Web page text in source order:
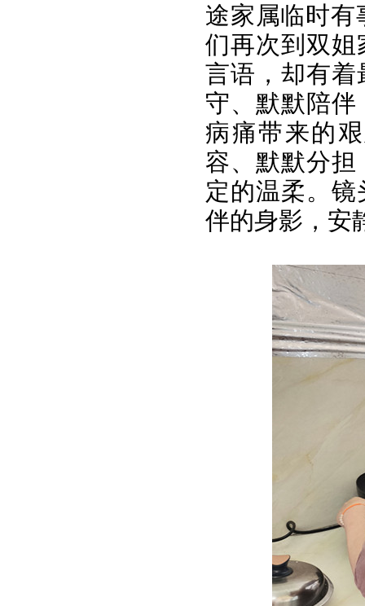
途家属临时
们再次到双
言语，却有
守、默默陪
病痛带来的
容、默默分
定的温柔。
伴的身影，安